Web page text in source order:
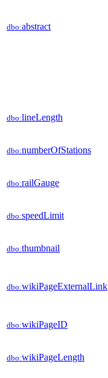
dbo:abstract
dbo:lineLength
dbo:numberOfStations
dbo:railGauge
dbo:speedLimit
dbo:thumbnail
dbo:wikiPageExternalLink
dbo:wikiPageID
dbo:wikiPageLength